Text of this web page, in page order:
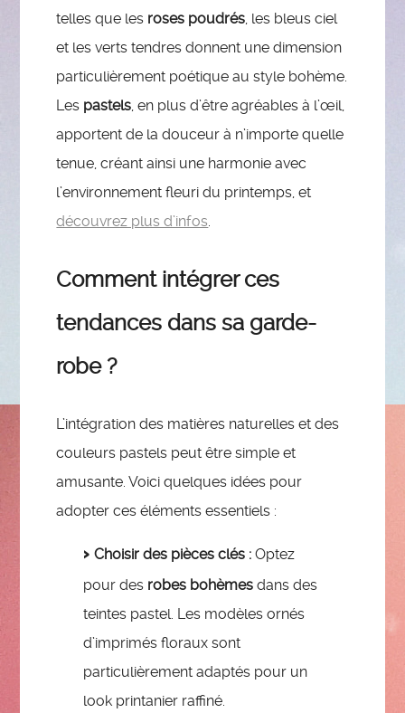
telles que les roses poudrés, les bleus ciel
et les verts tendres donnent une dimension
particulièrement poétique au style bohème.
Les pastels, en plus d’être agréables à l’œil,
apportent de la douceur à n’importe quelle
tenue, créant ainsi une harmonie avec
l’environnement fleuri du printemps, et
découvrez plus d’infos.
Comment intégrer ces
tendances dans sa garde-
robe ?
L’intégration des matières naturelles et des
couleurs pastels peut être simple et
amusante. Voici quelques idées pour
adopter ces éléments essentiels :
Choisir des pièces clés : Optez
pour des robes bohèmes dans des
teintes pastel. Les modèles ornés
d’imprimés floraux sont
particulièrement adaptés pour un
look printanier raffiné.